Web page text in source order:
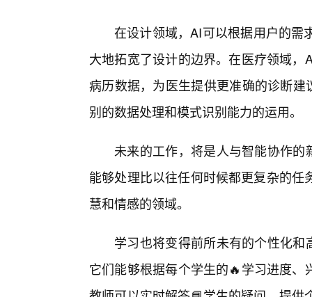
在设计领域，AI可以根据用户的需
大地拓宽了设计的边界。在医疗领域
病历数据，为医生提供更准确的诊断建
别的数据处理和模式识别能力的运用。
未来的工作，将是人与智能协作的
能够处理比以往任何时候都更复杂的
慧和情感的领域。
学习也将变得前所未有的个性化和
它们能够根据每个学生的🔥学习进度